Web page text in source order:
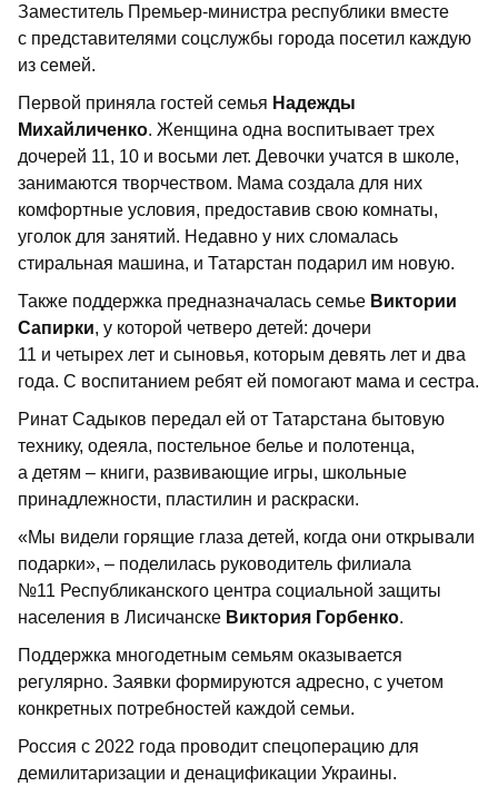
Заместитель Премьер-министра республики вместе
с представителями соцслужбы города посетил каждую
из семей.
Первой приняла гостей семья Надежды
Михайличенко. Женщина одна воспитывает трех
дочерей 11, 10 и восьми лет. Девочки учатся в школе,
занимаются творчеством. Мама создала для них
комфортные условия, предоставив свою комнаты,
уголок для занятий. Недавно у них сломалась
стиральная машина, и Татарстан подарил им новую.
Также поддержка предназначалась семье Виктории
Сапирки, у которой четверо детей: дочери
11 и четырех лет и сыновья, которым девять лет и два
года. С воспитанием ребят ей помогают мама и сестра.
Ринат Садыков передал ей от Татарстана бытовую
технику, одеяла, постельное белье и полотенца,
а детям – книги, развивающие игры, школьные
принадлежности, пластилин и раскраски.
«Мы видели горящие глаза детей, когда они открывали
подарки», – поделилась руководитель филиала
№11 Республиканского центра социальной защиты
населения в Лисичанске Виктория Горбенко.
Поддержка многодетным семьям оказывается
регулярно. Заявки формируются адресно, с учетом
конкретных потребностей каждой семьи.
Россия с 2022 года проводит спецоперацию для
демилитаризации и денацификации Украины.